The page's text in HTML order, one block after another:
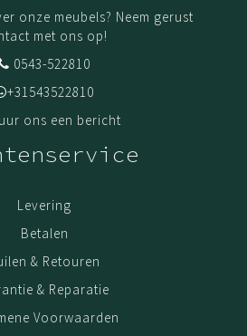
schoon door het af te nemen met
en een droge doek.
volgens onze handleidingen.
wanneer je het opnieuw in elkaar
is.
onze monteurs ervoor dat
tijdstip langskomen wanneer het
onze meubels? Neem gerust
met ons op!
0543-522810
+31543522810
ons een bericht
Levering
Betalen
& Retouren
& Reparatie
Voorwaarden